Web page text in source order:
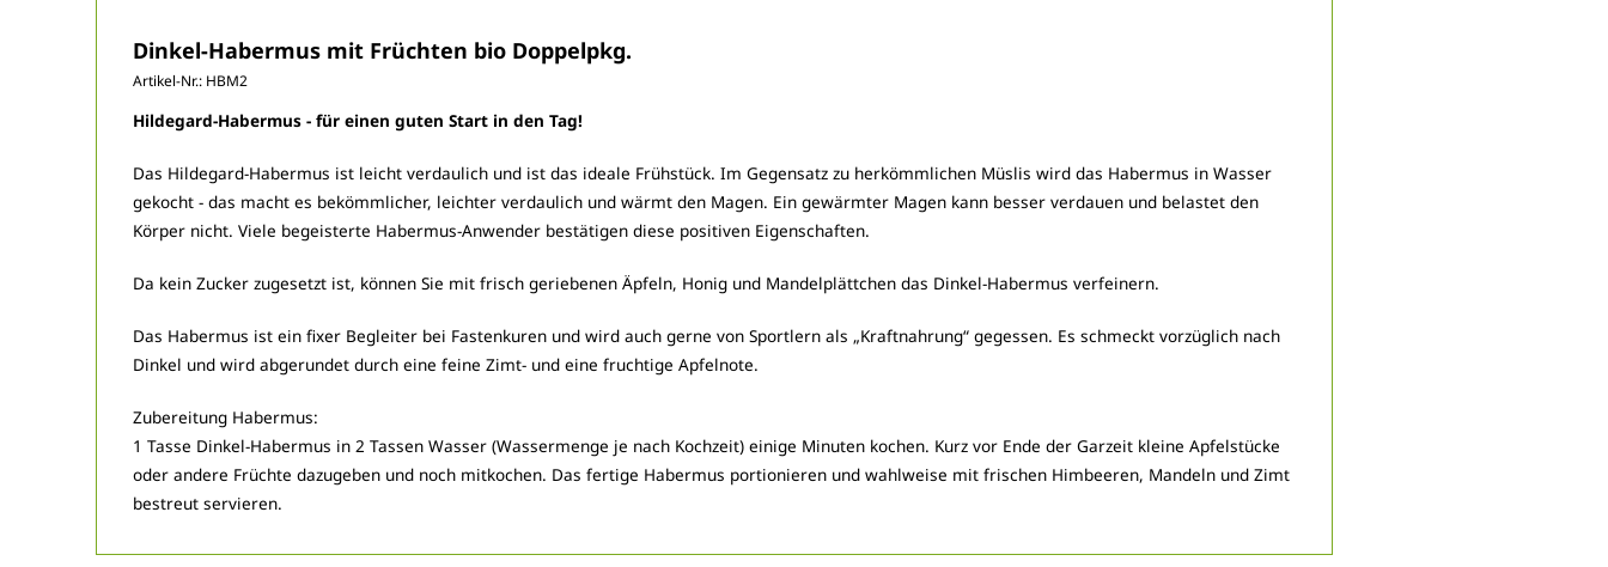
Dinkel-Habermus mit Früchten bio Doppelpkg.
Artikel-Nr.: HBM2
Hildegard-Habermus - für einen guten Start in den Tag!
Das Hildegard-Habermus ist leicht verdaulich und ist das ideale Frühstück. Im Gegensatz zu herkömmlichen Müslis wird das Habermus in Wasser
gekocht - das macht es bekömmlicher, leichter verdaulich und wärmt den Magen. Ein gewärmter Magen kann besser verdauen und belastet den
Körper nicht. Viele begeisterte Habermus-Anwender bestätigen diese positiven Eigenschaften.
Da kein Zucker zugesetzt ist, können Sie mit frisch geriebenen Äpfeln, Honig und Mandelplättchen das Dinkel-Habermus verfeinern.
Das Habermus ist ein fixer Begleiter bei Fastenkuren und wird auch gerne von Sportlern als „Kraftnahrung“ gegessen. Es schmeckt vorzüglich nach
Dinkel und wird abgerundet durch eine feine Zimt- und eine fruchtige Apfelnote.
Zubereitung Habermus:
1 Tasse Dinkel-Habermus in 2 Tassen Wasser (Wassermenge je nach Kochzeit) einige Minuten kochen. Kurz vor Ende der Garzeit kleine Apfelstücke
oder andere Früchte dazugeben und noch mitkochen. Das fertige Habermus portionieren und wahlweise mit frischen Himbeeren, Mandeln und Zimt
bestreut servieren.